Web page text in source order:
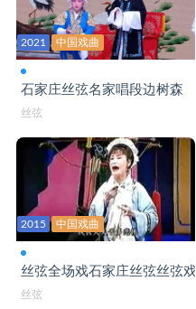
河北赞皇丝弦 程咬金拔桩橛 1
河北赞皇丝弦 程咬金拔桩橛 2
河北赞皇丝弦 程咬金拔桩橛 3
河北赞皇丝弦 剧团皇粮出京2
河北赞皇丝弦 剧团皇粮出京3
老调丝弦剧团《金殿铡子》
柳和丝弦《白罗衫》产子分衫片段
柳和丝弦《白罗衫》赴任遇害
2021 中国戏曲
石家庄丝弦名家唱段边树森
丝弦
2015 中国戏曲
丝弦全场戏石家庄丝弦丝弦
丝弦